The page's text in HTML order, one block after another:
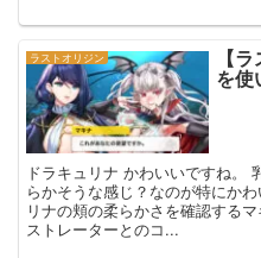
ラストオリジン 【
を使
ドラキュリナ かわいいですね。
らかそうな感じ？なのが特にか
リナの頬の柔らかさを確認する
ストレーターとのコ...